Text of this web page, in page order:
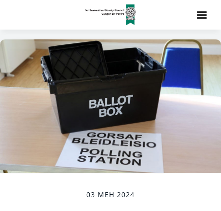
03 MEH 2024